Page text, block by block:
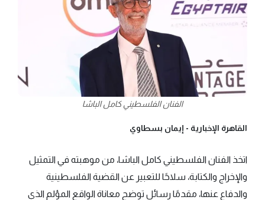
الفنان الفلسطيني كامل الباشا
القاهرة الإخبارية - إيمان بسطاوي
اتخذ الفنان الفلسطيني كامل الباشا، من موهبته في التمثيل
والإخراج والكتابة، سلاحًا للتعبير عن القضية الفلسطينية
والدفاع عنها، مقدمًا رسائل توضح معاناة الواقع المؤلم الذي